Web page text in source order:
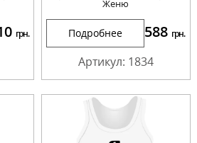
грн.
Женю
Подробнее 588 грн.
Артикул: 1834